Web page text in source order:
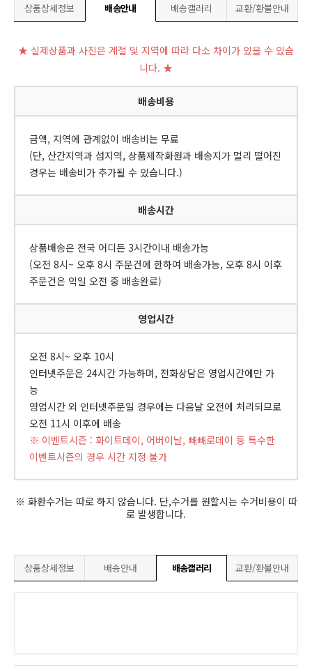
상품상세정보 배송안내 배송갤러리 교환/환불안내
★ 실제상품과 사진은 계절 및 지역에 따라 다소 차이가 있을 수 있습
니다. ★
배송비용
금액, 지역에 관계없이 배송비는 무료
(단, 산간지역과 섬지역, 상품제작화원과 배송지가 멀리 떨어진
경우는 배송비가 추가될 수 있습니다.)
배송시간
상품배송은 전국 어디든 3시간이내 배송가능
(오전 8시~ 오후 8시 주문건에 한하여 배송가능, 오후 8시 이후
주문건은 익일 오전 중 배송완료)
영업시간
오전 8시~ 오후 10시
인터넷주문은 24시간 가능하며, 전화상담은 영업시간에만 가
능
영업시간 외 인터넷주문일 경우에는 다음날 오전에 처리되므로
오전 11시 이후에 배송
※ 이벤트시즌 : 화이트데이, 어버이날, 빼빼로데이 등 특수한
이벤트시즌의 경우 시간 지정 불가
※ 화환수거는 따로 하지 않습니다. 단,수거를 원할시는 수거비용이 따
로 발생합니다.
상품상세정보 배송안내 배송갤러리 교환/환불안내